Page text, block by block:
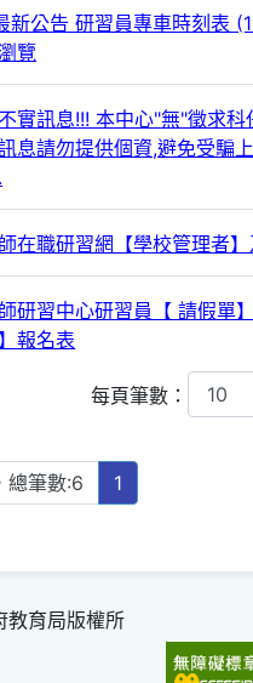
新公告 研習員專車時刻表
覽
實訊息!!! 本中心"無"徵求
息請勿提供個資,避免受騙
在職研習網【學校管理者
研習中心研習員【 請假單
報名表
每頁筆數：
總筆數:6 1
育局版權所